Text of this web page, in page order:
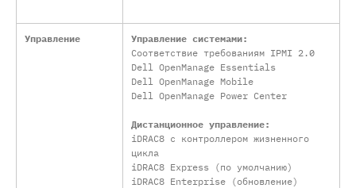
Управление
Управление системами:
Соответствие требованиям IPMI 2.0
Dell OpenManage Essentials
Dell OpenManage Mobile
Dell OpenManage Power Center
Дистанционное управление:
iDRAC8 с контроллером жизненного
цикла
iDRAC8 Express (по умолчанию)
iDRAC8 Enterprise (обновление)